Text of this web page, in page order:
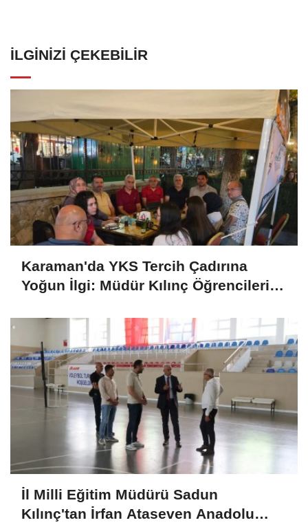
İLGINIZI ÇEKEBILIR
Karaman'da YKS Tercih Çadırına
Yoğun İlgi: Müdür Kılınç Öğrencileri
İl Milli Eğitim Müdürü Sadun
Kılınç'tan İrfan Ataseven Anadolu